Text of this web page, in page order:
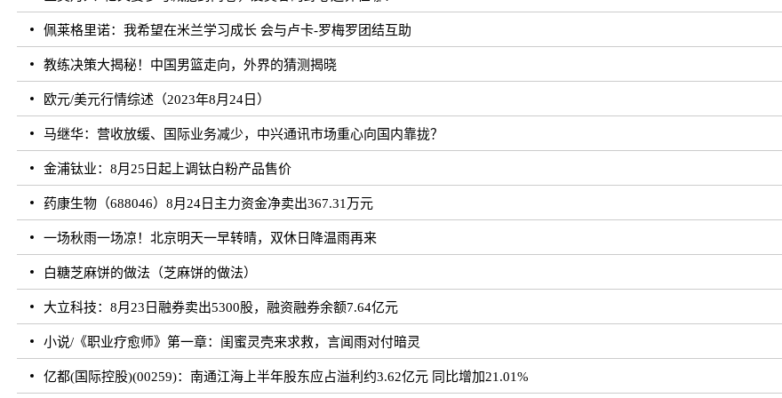
佩莱格里诺：我希望在米兰学习成长 会与卢卡-罗梅罗团结互助
教练决策大揭秘！中国男篮走向，外界的猜测揭晓
欧元/美元行情综述（2023年8月24日）
马继华：营收放缓、国际业务减少，中兴通讯市场重心向国内靠拢？
金浦钛业：8月25日起上调钛白粉产品售价
药康生物（688046）8月24日主力资金净卖出367.31万元
一场秋雨一场凉！北京明天一早转晴，双休日降温雨再来
白糖芝麻饼的做法（芝麻饼的做法）
大立科技：8月23日融券卖出5300股，融资融券余额7.64亿元
小说/《职业疗愈师》第一章：闺蜜灵壳来求救，言闻雨对付暗灵
亿都(国际控股)(00259)：南通江海上半年股东应占溢利约3.62亿元 同比增加21.01%